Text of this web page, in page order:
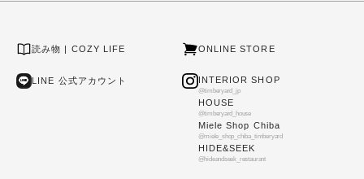
読み物 | COZY LIFE ONLINE STORE
LINE 公式アカウント INTERIOR SHOP
@timberyard_jp
HOUSE
@timberyard_house
Miele Shop Chiba
@miele_shop_chiba_timberyard
HIDE&SEEK
@hideandseek_restaurant